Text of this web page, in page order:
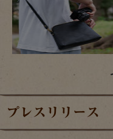
プレスリリース